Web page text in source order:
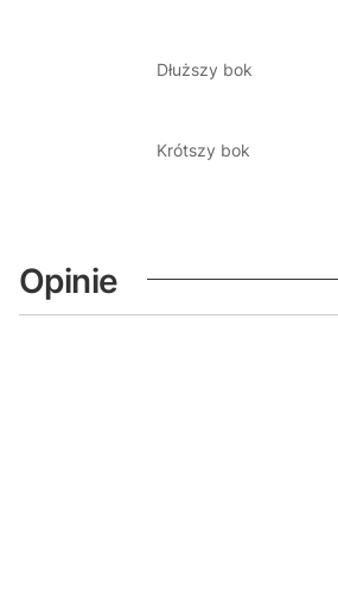
Dłuższy bok
Krótszy bok
Opinie